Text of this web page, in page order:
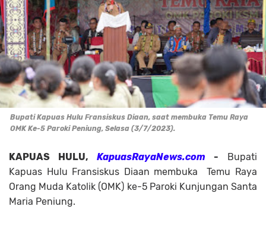
Bupati Kapuas Hulu Fransiskus Diaan, saat membuka Temu Raya
OMK Ke-5 Paroki Peniung, Selasa (3/7/2023).
KAPUAS HULU, KapuasRayaNews.com - Bupati
Kapuas Hulu Fransiskus Diaan membukaTemu Raya
Orang Muda Katolik (OMK) ke-5 Paroki Kunjungan Santa
Maria Peniung.